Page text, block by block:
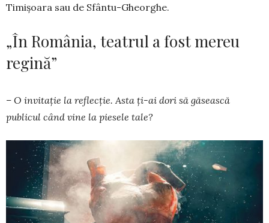
Timi­șoara sau de Sfântu-Gheorghe.
„În România, teatrul a fost mereu
regină”
– O invitație la reflecție. Asta ți-ai dori să găsească
publicul când vine la piesele tale?